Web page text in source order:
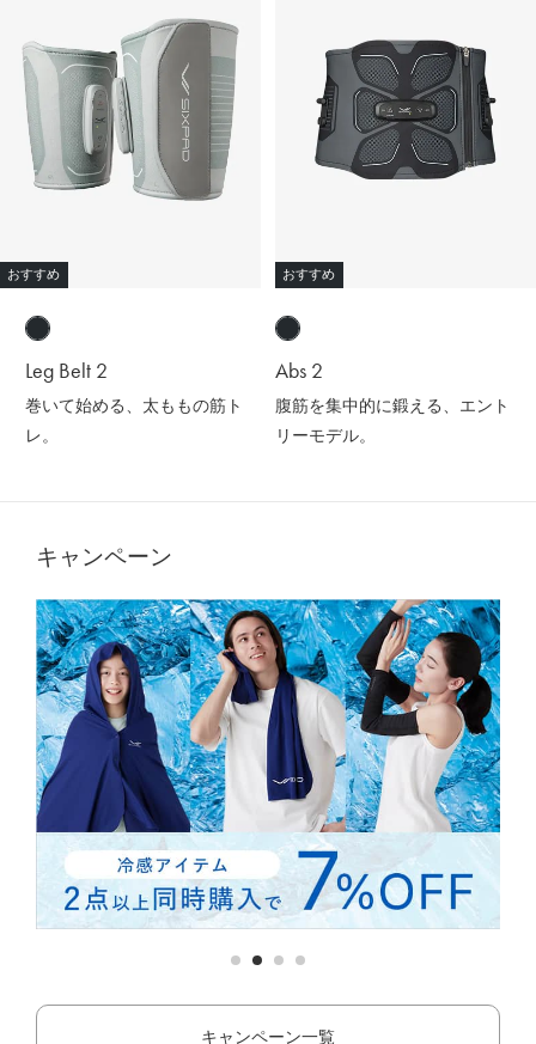
おすすめ
Leg Belt 2
巻いて始める、太ももの筋ト
レ。
おすすめ
Abs 2
腹筋を集中的に鍛える、エント
リーモデル。
キャンペーン
キャンペーン一覧